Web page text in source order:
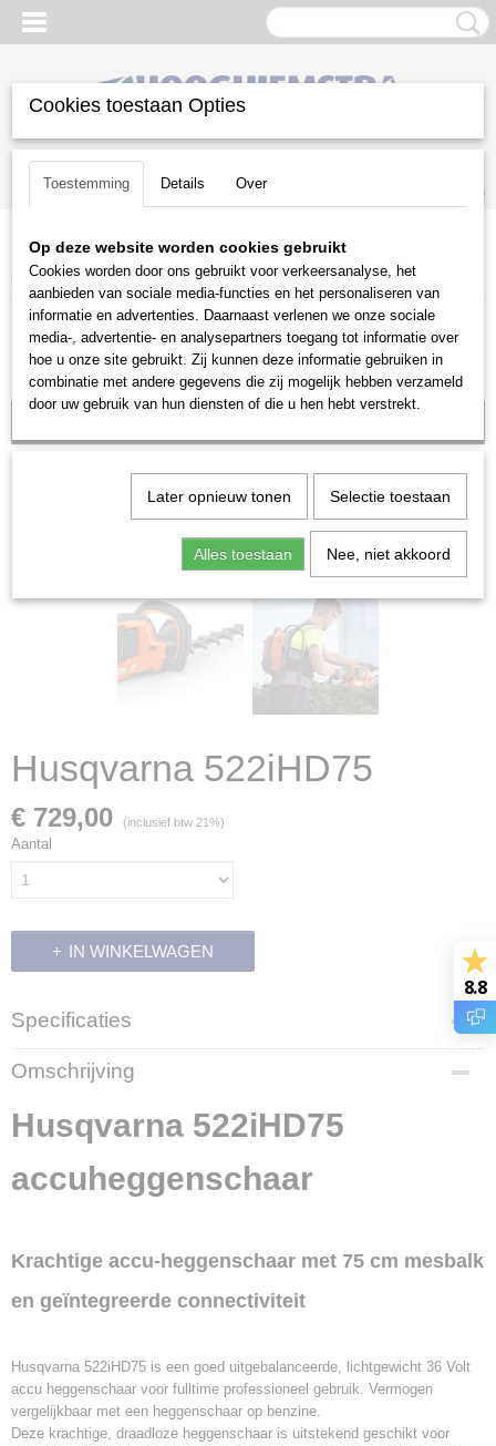
Inloggen Registreren
(0)
Home >Aanbiedingen>Heggenschaar aanbiedingen
522iHD75
Husqvarna 522iHD75
€ 729,00 (inclusief btw 21%)
Aantal
IN WINKELWAGEN
Specificaties
Productcode
700254
Productcode leverancier
9704661-02
Omschrijving
Husqvarna 522iHD75
accuheggenschaar
Krachtige accu-heggenschaar met 75 cm mesbalk
en geïntegreerde connectiviteit
Husqvarna 522iHD75 is een goed uitgebalanceerde, lichtgewicht 36 Volt
accu heggenschaar voor fulltime professioneel gebruik. Vermogen
vergelijkbaar met een heggenschaar op benzine.
Deze krachtige, draadloze heggenschaar is uitstekend geschikt voor
8.8
Cookies toestaan Opties
Toestemming Details Over
Op deze website worden cookies gebruikt
Cookies worden door ons gebruikt voor verkeersanalyse, het
aanbieden van sociale media-functies en het personaliseren van
informatie en advertenties. Daarnaast verlenen we onze sociale
media-, advertentie- en analysepartners toegang tot informatie over
hoe u onze site gebruikt. Zij kunnen deze informatie gebruiken in
combinatie met andere gegevens die zij mogelijk hebben verzameld
door uw gebruik van hun diensten of die u hen hebt verstrekt.
Later opnieuw tonen Selectie toestaan
Alles toestaan Nee, niet akkoord